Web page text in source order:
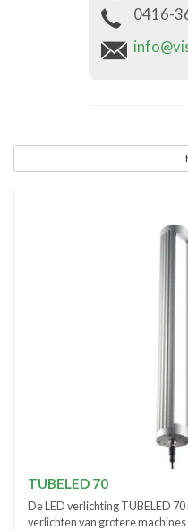
0416-
TUBELED 70
De LED verlichting TUBELED
verlichten van grotere